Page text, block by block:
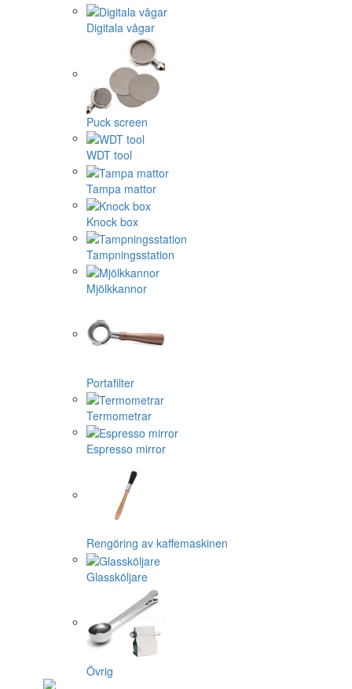
Digitala vågar
Puck screen
WDT tool
Tampa mattor
Knock box
Tampningsstation
Mjölkkannor
Portafilter
Termometrar
Espresso mirror
Rengöring av kaffemaskinen
Glassköljare
Övrig